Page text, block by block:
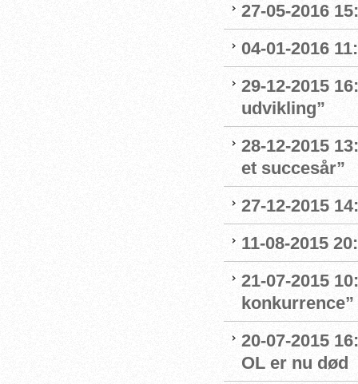
27-05-2016
04-01-2016
29-12-2015
udvikling”
28-12-2015
et succesår”
27-12-2015
11-08-2015
21-07-2015
konkurrence”
20-07-2015
OL er nu død